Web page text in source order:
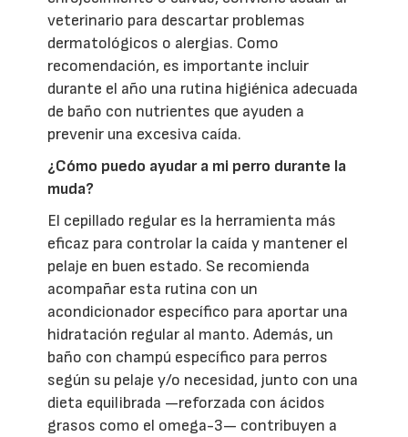
veterinario para descartar problemas
dermatológicos o alergias. Como
recomendación, es importante incluir
durante el año una rutina higiénica adecuada
de baño con nutrientes que ayuden a
prevenir una excesiva caída.
¿Cómo puedo ayudar a mi perro durante la
muda?
El cepillado regular es la herramienta más
eficaz para controlar la caída y mantener el
pelaje en buen estado. Se recomienda
acompañar esta rutina con un
acondicionador específico para aportar una
hidratación regular al manto. Además, un
baño con champú específico para perros
según su pelaje y/o necesidad, junto con una
dieta equilibrada —reforzada con ácidos
grasos como el omega-3— contribuyen a